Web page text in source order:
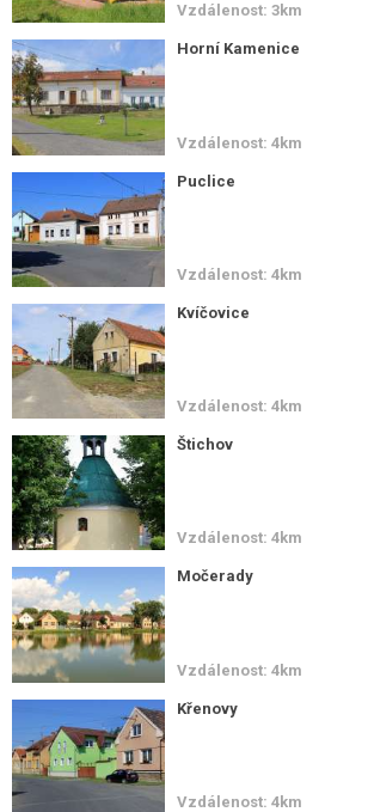
Vzdálenost: 3km
Horní Kamenice
Vzdálenost: 4km
Puclice
Vzdálenost: 4km
Kvíčovice
Vzdálenost: 4km
Štichov
Vzdálenost: 4km
Močerady
Vzdálenost: 4km
Křenovy
Vzdálenost: 4km